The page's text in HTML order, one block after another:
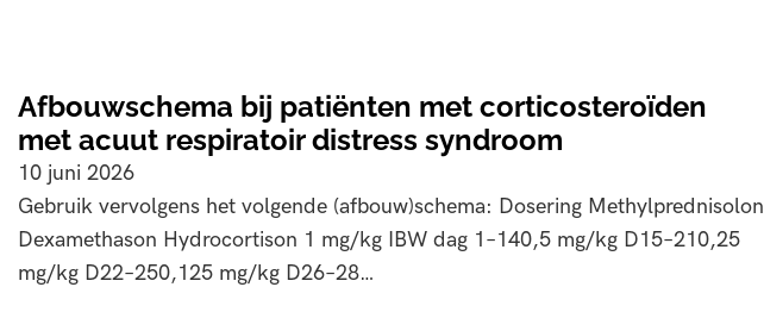
Afbouwschema bij patiënten met corticosteroïden
met acuut respiratoir distress syndroom
10 juni 2026
Gebruik vervolgens het volgende (afbouw)schema: Dosering Methylprednisolon
Dexamethason Hydrocortison 1 mg/kg IBW dag 1–140,5 mg/kg D15–210,25
mg/kg D22–250,125 mg/kg D26–28…